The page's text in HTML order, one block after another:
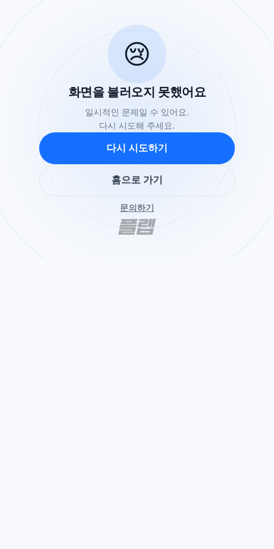
😢
화면을 불러오지 못했어요
일시적인 문제일 수 있어요.
다시 시도해 주세요.
다시 시도하기
홈으로 가기
문의하기